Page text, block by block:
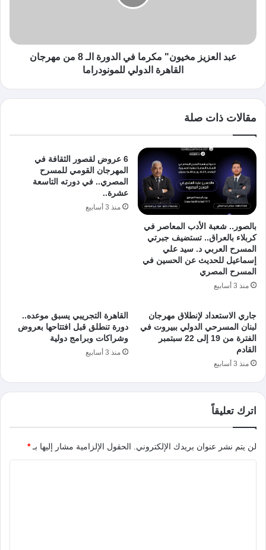
عبد العزيز مخيون" مكرما في الدورة الـ 8 من مهرجان
القاهرة الدولي للمونودراما
مقالات ذات صلة
بالصور.. شعبة الأدب المعاصر في
كربلاء بالعراق.. تستضيف جبرتي
المسرح العربي د. سيد علي
إسماعيل للحديث عن الحسين في
المسرح المصري
منذ 3 أسابيع
6 عروض لقصور الثقافة في
المهرجان القومي للمسرح
المصري.. في دورته التاسعة
عشرة..
منذ 3 أسابيع
جاري الاستعداد لإنطلاق مهرجان
لبنان المسرحي الدولي ببيروت في
الفترة من 19 إلى 22 سبتمبر
القادم
منذ 3 أسابيع
القاهرة التجريبي يسبق موعده..
دورة تنطلق قبل افتتاحها بعروض
وشراكات وبرامج دولية
منذ 3 أسابيع
اترك تعليقاً
لن يتم نشر عنوان بريدك الإلكتروني. الحقول الإلزامية مشار إليها بـ*